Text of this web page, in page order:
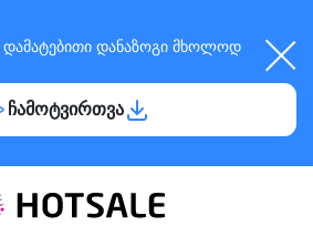
დამატებითი დანაზოგი მხოლოდ
ჩამოტვირთვა